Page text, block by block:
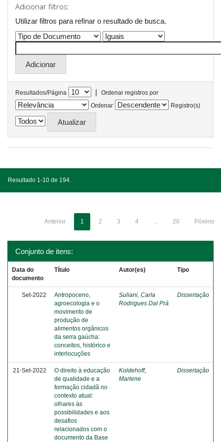
Adicionar filtros:
Utilizar filtros para refinar o resultado de busca.
Resultados/Página |
Ordenar registros por
Ordenar
Registro(s)
Resultado 1-10 de 194.
Anterior 1 2 3 4 ... 20 Póximo
Conjunto de itens:
Data do
documento
Título Autor(es) Tipo
Set-2022
Antropoceno,
agroecologia e o
movimento de
produção de
alimentos orgânicos
da serra gaúcha:
conceitos, histórico e
interlocuções
Suliani, Carla
Rodrigues Dal Prá
Dissertação
21-Set-2022
O direito à educação
de qualidade e a
formação cidadã no
contexto atual:
olhares às
possibilidades e aos
desafios
relacionados com o
documento da Base
Koldehoff,
Marlene
Dissertação